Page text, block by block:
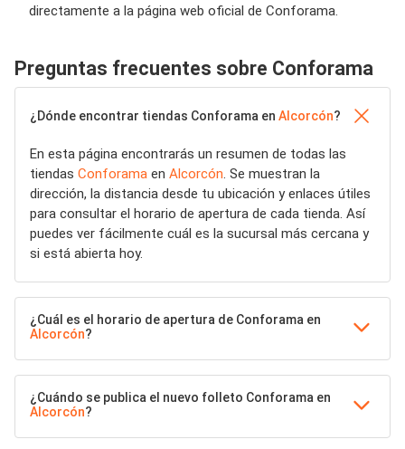
directamente a la página web oficial de Conforama.
Preguntas frecuentes sobre Conforama
¿Dónde encontrar tiendas Conforama en Alcorcón?
En esta página encontrarás un resumen de todas las
tiendas Conforama en Alcorcón. Se muestran la
dirección, la distancia desde tu ubicación y enlaces útiles
para consultar el horario de apertura de cada tienda. Así
puedes ver fácilmente cuál es la sucursal más cercana y
si está abierta hoy.
¿Cuál es el horario de apertura de Conforama en
Alcorcón?
¿Cuándo se publica el nuevo folleto Conforama en
Alcorcón?